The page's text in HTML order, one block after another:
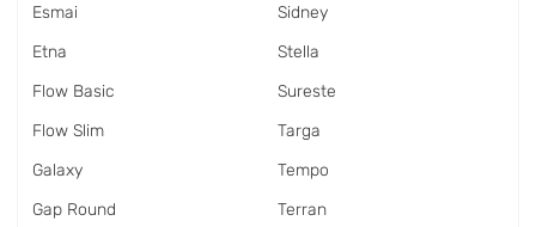
Esmai
Etna
Flow Basic
Flow Slim
Galaxy
Gap Round
Sidney
Stella
Sureste
Targa
Tempo
Terran